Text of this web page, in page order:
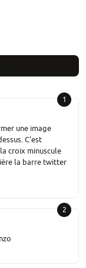
1
une image
C'est
croix minuscule
la barre twitter
2